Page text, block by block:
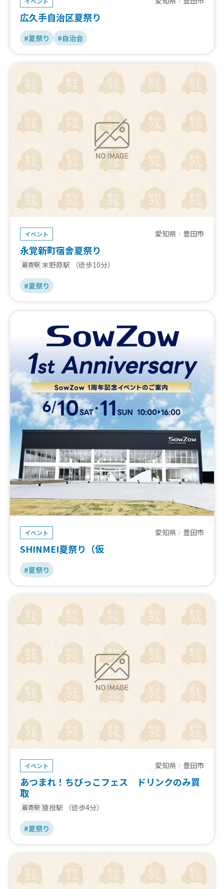
広久手自治区夏祭り
#夏祭り #自治会
イベント 愛知県 豊田市
永覚新町宿舎夏祭り
最寄駅 末野原駅 （徒歩10分）
#夏祭り
イベント 愛知県 豊田市
SHINMEI夏祭り（仮
#夏祭り
イベント 愛知県 豊田市
あつまれ！ちびっこフェス ドリンクのみ買
取
最寄駅 猿投駅 （徒歩4分）
#夏祭り